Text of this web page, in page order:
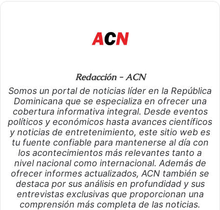
Redacción - ACN
Somos un portal de noticias líder en la República
Dominicana que se especializa en ofrecer una
cobertura informativa integral. Desde eventos
políticos y económicos hasta avances científicos
y noticias de entretenimiento, este sitio web es
tu fuente confiable para mantenerse al día con
los acontecimientos más relevantes tanto a
nivel nacional como internacional. Además de
ofrecer informes actualizados, ACN también se
destaca por sus análisis en profundidad y sus
entrevistas exclusivas que proporcionan una
comprensión más completa de las noticias.